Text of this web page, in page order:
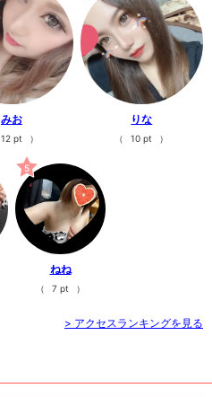
みお
12 pt ）
りな
（ 10 pt ）
5
ねね
（ 7 pt ）
> アクセスランキングを見る